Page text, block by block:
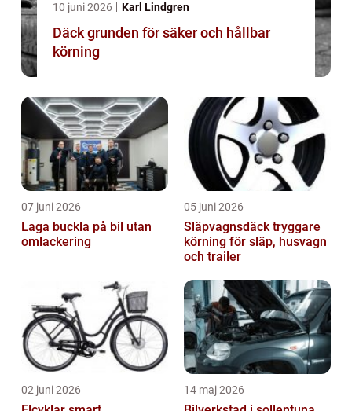
10 juni 2026 Karl Lindgren
Däck grunden för säker och hållbar
körning
07 juni 2026
Laga buckla på bil utan
omlackering
05 juni 2026
Släpvagnsdäck tryggare
körning för släp, husvagn
och trailer
02 juni 2026 14 maj 2026